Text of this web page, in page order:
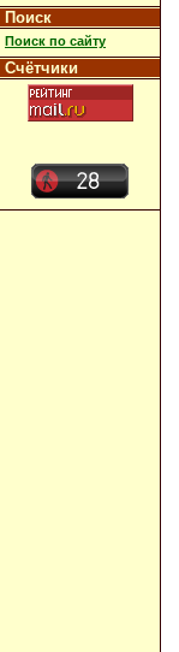
Поиск
Поиск по сайту
Счётчики